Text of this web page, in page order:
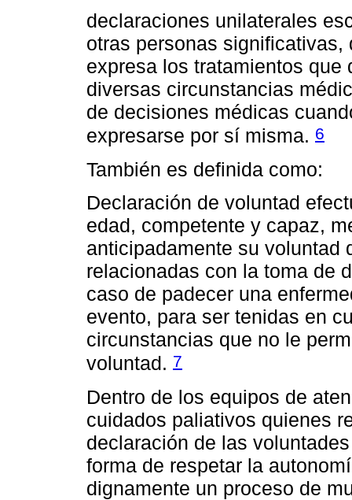
declaraciones unilaterales
otras personas
expresa los tratamientos
diversas circunstancias
de decisiones médicas
expresarse por sí misma. 6
También es definida como:
Declaración de voluntad
edad, competente y capaz,
anticipadamente su voluntad
relacionadas con la toma de
caso de padecer una
evento, para ser tenidas en
circunstancias que no le
voluntad. 7
Dentro de los equipos de
cuidados paliativos quienes
declaración de las
forma de respetar la
dignamente un proceso de